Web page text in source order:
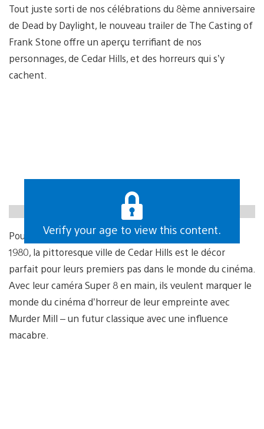
Tout juste sorti de nos célébrations du 8ème anniversaire
de Dead by Daylight, le nouveau trailer de The Casting of
Frank Stone offre un aperçu terrifiant de nos
personnages, de Cedar Hills, et des horreurs qui s’y
cachent.
Verify your age to view this content.
Pour quatre apprentis cinéastes en herbe, un été de
1980, la pittoresque ville de Cedar Hills est le décor
parfait pour leurs premiers pas dans le monde du cinéma.
Avec leur caméra Super 8 en main, ils veulent marquer le
monde du cinéma d’horreur de leur empreinte avec
Murder Mill – un futur classique avec une influence
macabre.